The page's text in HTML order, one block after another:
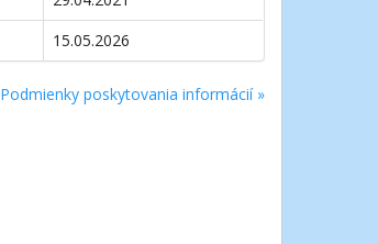
15.05.2026
Podmienky poskytovania informácií »